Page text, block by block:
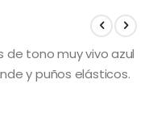
de tono muy vivo azul
y puños elásticos.